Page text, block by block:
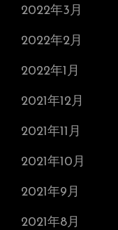
2022年3月
2022年2月
2022年1月
2021年12月
2021年11月
2021年10月
2021年9月
2021年8月